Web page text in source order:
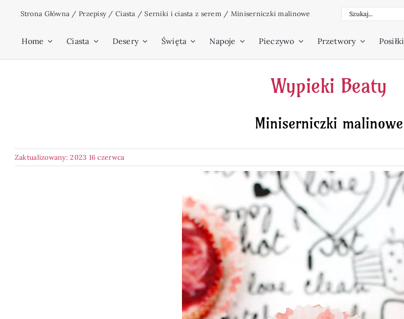
Strona Główna / Przepisy/ Ciasta /Serniki i ciasta z serem / Miniserniczki malinowe Szukaj
Home Ciasta Desery Święta Napoje Pieczywo Przetwory Posiłki
Wypieki Beaty
Miniserniczki malinowe
Zaktualizowany: 2023 16 czerwca